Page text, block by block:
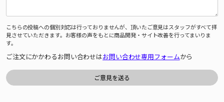
こちらの投稿への個別対応は行っておりませんが、頂いたご意見はスタッフがすべて拝
見させていただきます。お客様の声をもとに商品開発・サイト改善を行ってまいりま
す。
ご注文にかかわるお問い合わせはお問い合わせ専用フォームから